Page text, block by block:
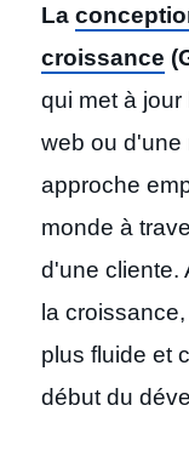
La
croissance
qui met à
web ou d'une
approche
monde à
d'une cliente.
la
plus fluide et
début du